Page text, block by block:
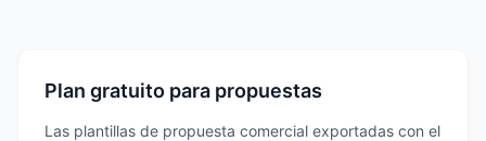
Plan gratuito para propuestas
Las plantillas de propuesta comercial exportadas con el